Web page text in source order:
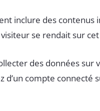
inclure des
se rendait sur
des données sur
d’un compte connecté